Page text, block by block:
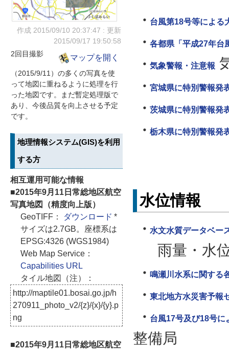
作成 2015/09/10 20:37:47 : 更新
2015/09/17 19:50:58
マップを開く
2回目撮影
（2015/9/11）の多くの写真を使
って地図に重ねるように処理を行
った地図です。まだ暫定処理版で
あり、今後品質を向上させる予定
です。
地理情報システム(GIS)を利用
する方
相互運用可能な情報
■2015年9月11日常総地区航空
写真地図（精度向上版）
GeoTIFF：
ダウンロード *
サイズは2.7GB。座標系は
EPSG:4326 (WGS1984)
Web Map Service：
Capabilities URL
タイル地図（注）：
http://maptile01.bosai.go.jp/h
270911_photo_v2/{z}/{x}/{y}.p
ng
■2015年9月11日常総地区航空
台風第18号等によ
各都県「平成27年台
気象警報・注意報
宮城県に特別警報発
茨城県に特別警報発
栃木県に特別警報発
水位情報
水文水質データベー
雨量・水
鳴瀬川水系に関する
東北地方水災害予報
台風17号及び18号に
整備局